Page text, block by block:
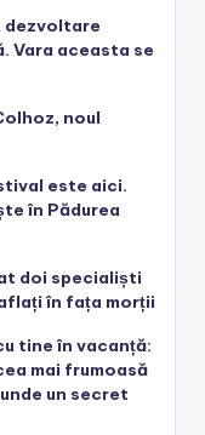
dezvoltare
Vara aceasta se
noul
este aici.
în Pădurea
doi specialiști
în fața morții
tine în vacanță:
mai frumoasă
un secret